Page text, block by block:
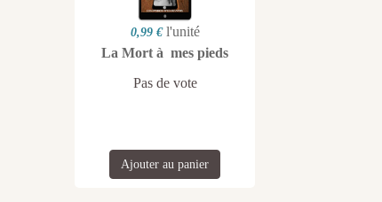
0,99 € l'unité
La Mort à mes pieds
Pas de vote
Ajouter au panier